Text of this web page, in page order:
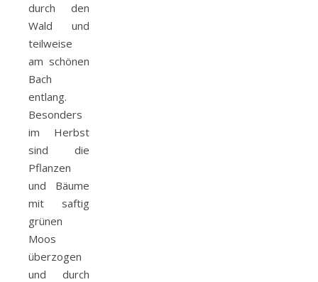
durch den
Wald und
teilweise
am schönen
Bach
entlang.
Besonders
im Herbst
sind die
Pflanzen
und Bäume
mit saftig
grünen
Moos
überzogen
und durch